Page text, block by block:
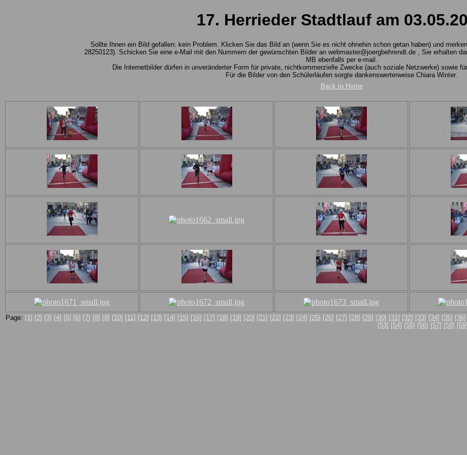
17. Herrieder Stadtlauf am
Sollte Ihnen ein Bild gefallen: kein Problem. Klicken Sie das Bild an (wenn Sie es nicht ohnehin schon getan haben) und
28250123). Schicken Sie eine e-Mail mit den Nummern der gewünschten Bilder an webmaster@joergbehrendt.de , Sie erhalten
MB ebenfalls per e-mail.
Die Internetbilder dürfen in unveränderter Form für private, nichtkommerzielle Zwecke (auch soziale Netzwerke) sowie
Für die Bilder von den Schülerläufen sorgte dankenswerterweise Chiara Winter.
Back to Home
Page: [1] [2] [3] [4] [5] [6] [7] [8] [9] [10] [11] [12] [13] [14] [15] [16] [17] [18] [19] [20] [21] [22] [23] [24] [25] [26] [27] [28] [29] [30] [31] [32] [33] [34] [35] [36]
[53] [54] [55] [56] [57] [58] [59]